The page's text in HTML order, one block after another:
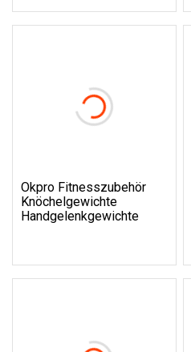
Okpro Fitnesszubehör
Knöchelgewichte
Handgelenkgewichte